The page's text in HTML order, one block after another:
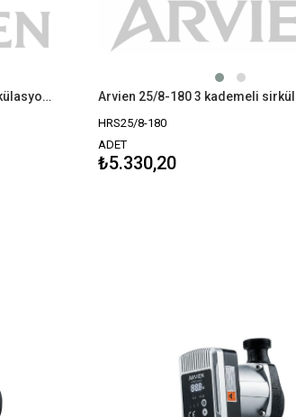
Arvien 25/6-180 3 kademeli sirkülasyon pompası
HRS25/8-180
ADET
₺5.330,20